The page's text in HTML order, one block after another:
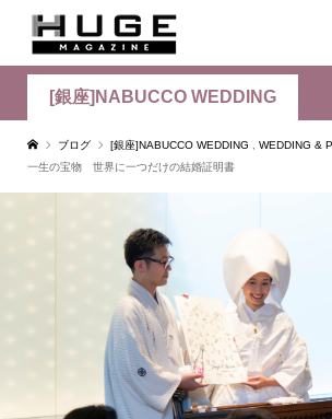
[銀座]NABUCCO WEDDING
ブログ [銀座]NABUCCO WEDDING WEDDING &
一生の宝物 世界に一つだけの結婚証明書